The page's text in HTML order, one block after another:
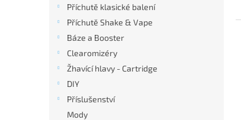
Příchutě klasické balení
Příchutě Shake & Vape
Báze a Booster
Clearomizéry
Žhavící hlavy - Cartridge
DIY
Příslušenství
Mody